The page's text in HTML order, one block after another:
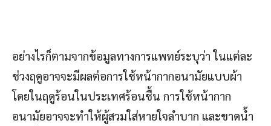
อย่างไรก็ตามจากข้อมูลทางการแพทย์ระบุว่า ในแต่ละ
ช่วงฤดูอาจจะมีผลต่อการใช้หน้ากากอนามัยแบบผ้า
โดยในฤดูร้อนในประเทศร้อนชื้น การใช้หน้ากาก
อนามัยอาจจะทำให้ผู้สวมใส่หายใจลำบาก และขาดน้ำ